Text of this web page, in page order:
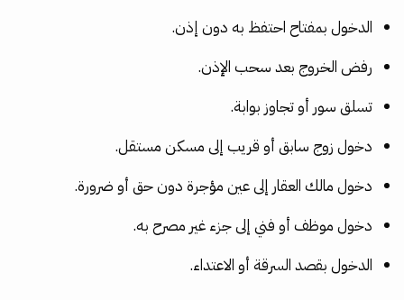
الدخول بمفتاح احتفظ به دون إذن.
رفض الخروج بعد سحب الإذن.
تسلق سور أو تجاوز بوابة.
دخول زوج سابق أو قريب إلى مسكن مستقل.
دخول مالك العقار إلى عين مؤجرة دون حق أو ضرورة.
دخول موظف أو فني إلى جزء غير مصرح به.
الدخول بقصد السرقة أو الاعتداء.